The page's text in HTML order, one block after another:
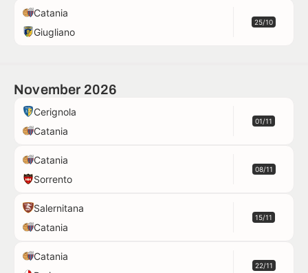
Catania
Giugliano
25/10
November 2026
Cerignola
Catania
01/11
Catania
Sorrento
08/11
Salernitana
Catania
15/11
Catania
22/11